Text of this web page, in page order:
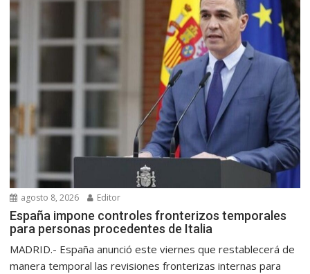
agosto 8, 2026 Editor
España impone controles fronterizos temporales
para personas procedentes de Italia
MADRID.- España anunció este viernes que restablecerá de
manera temporal las revisiones fronterizas internas para